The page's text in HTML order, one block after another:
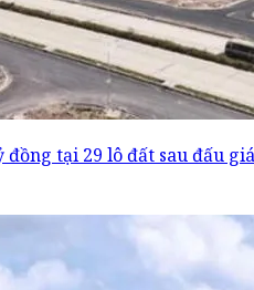
tại 29 lô đất sau đấu